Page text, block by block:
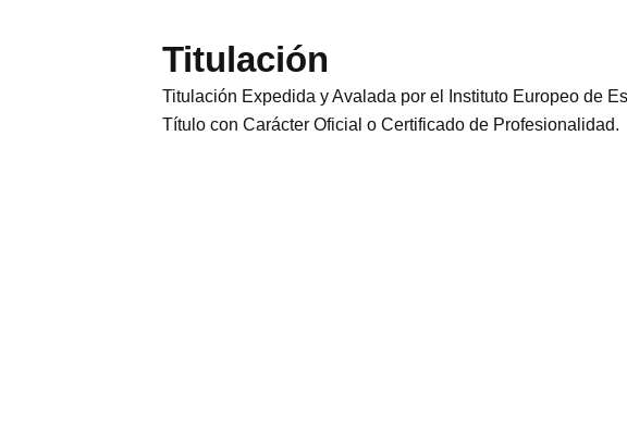
Titulación
Titulación Expedida y Avalada por el Instituto Europeo de
Título con Carácter Oficial o Certificado de Profesionalidad.